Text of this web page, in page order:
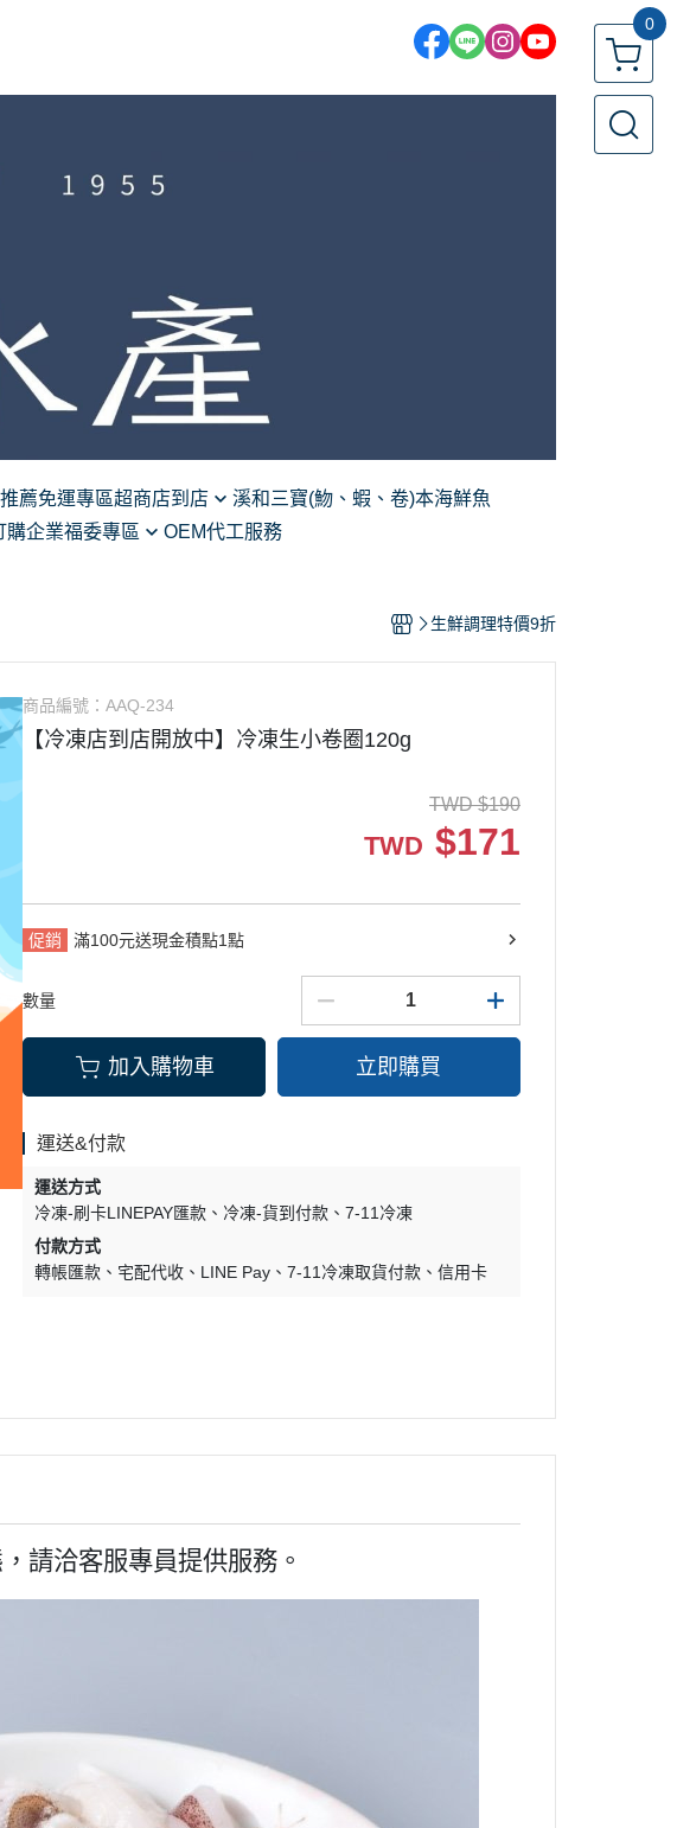
0
薦免運專區超商店到店 溪和三寶(魩、蝦、卷)本海鮮魚
購企業福委專區
店列表
OEM代工服務
生鮮調理特價9折
商品編號：AAQ-234
【冷凍店到店開放中】冷凍生小卷圈120g
TWD $190
TWD $171
促銷 滿100元送現金積點1點
數量
加入購物車 立即購買
運送&付款
運送方式
冷凍-刷卡LINEPAY匯款
冷凍-貨到付款
7-11冷凍
付款方式
轉帳匯款
宅配代收 LINE Pay 7-11冷凍取貨付款 信用卡
請洽客服專員提供服務。